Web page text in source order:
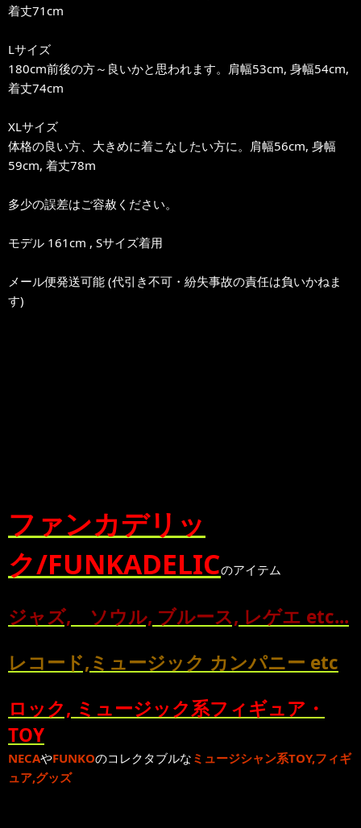
着丈71cm
Lサイズ
180cm前後の方～良いかと思われます。肩幅53cm, 身幅54cm,
着丈74cm
XLサイズ
体格の良い方、大きめに着こなしたい方に。肩幅56cm, 身幅
59cm, 着丈78m
多少の誤差はご容赦ください。
モデル 161cm , Sサイズ着用
メール便発送可能 (代引き不可・紛失事故の責任は負いかねま
す)
ファンカデリッ
ク/FUNKADELICのアイテム
ジャズ, ソウル, ブルース, レゲエ etc...
レコード,ミュージック カンパニー etc
ロック, ミュージック系フィギュア・
TOY
NECAやFUNKOのコレクタブルな ミュージシャン系TOY,フィギ
ュア,グッズ